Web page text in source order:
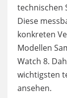
technischen
Diese
konkreten
Modellen
Watch 8.
wichtigsten
ansehen.